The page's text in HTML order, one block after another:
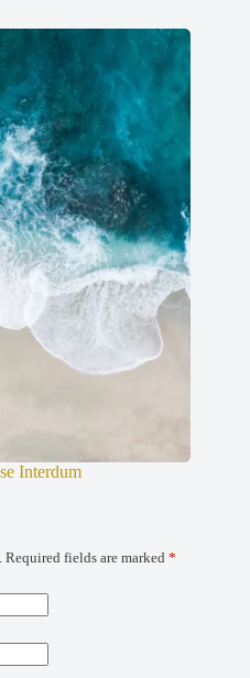
Interdum
Required fields are marked *